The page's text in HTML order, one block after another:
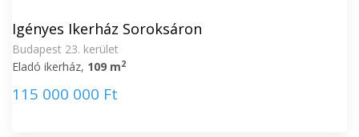
Igényes Ikerház Soroksáron
Budapest 23. kerület
Eladó ikerház, 109 m2
115 000 000 Ft